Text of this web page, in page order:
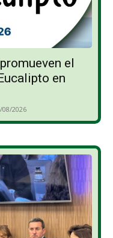
el
en
08/2026